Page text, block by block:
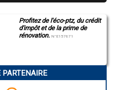
immobilière à Richerenches
immobilière à Puget
immobilière à Villars
immobilière à Rustrel
immobilière à Puyvert
à Fontaine-de-Vaucluse
immobilière à La Bastidonne
immobilière à Travaillan
immobilière à Puyméras
Profitez de l'éco-ptz, du crédit
d'impôt et de la prime de
rénovation. N°E157671
PARTENAIRE